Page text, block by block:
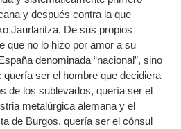
y después contra la que
Jaurlaritza. De sus propios
que no lo hizo por amor a su
denominada “nacional”, sino
ser el hombre que decidiera
de los sublevados, quería ser el
metalúrgica alemana y el
de Burgos, quería ser el cónsul